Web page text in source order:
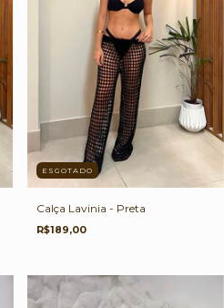
ESGOTADO
Calça Lavinia - Preta
R$189,00